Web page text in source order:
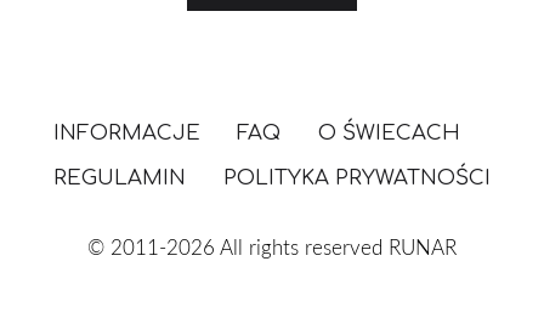
INFORMACJE FAQ
O ŚWIECACH
REGULAMIN
POLITYKA PRYWATNOŚCI
© 2011-2026 All rights reserved RUNAR